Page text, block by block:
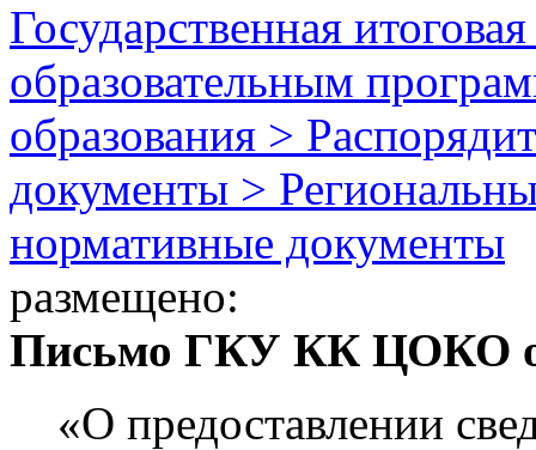
Государственная
образовательным
образования >
документы >
нормативные документы
размещено:
Письмо ГКУ КК ЦОКО
«О предоставлении